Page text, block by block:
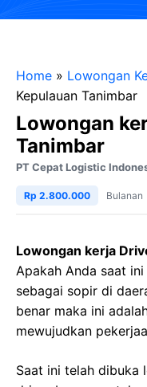
Home » Lowongan
Kepulauan Tanimbar
Lowongan
Tanimbar
PT Cepat Logistic
Rp 2.800.000 Bulanan
Lowongan kerja
Apakah Anda saat
sebagai sopir di
benar maka ini
mewujudkan
Saat ini telah dibuka